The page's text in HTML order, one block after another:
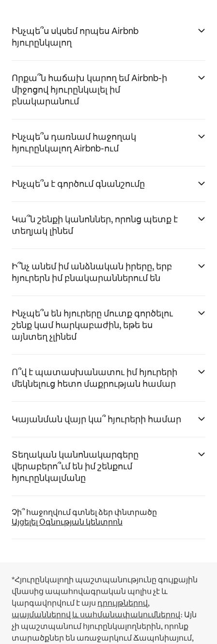
Ինչպե՞ս սկսեմ որպես Airbnb
հյուրընկալող
Որքա՞ն հաճախ կարող եմ Airbnb-ի
միջոցով հյուրընկալել իմ
բնակարանում
Ինչպե՞ս դառնամ հաջողակ
հյուրընկալող Airbnb-ում
Ինչպե՞ս է գործում գնանշումը
Կա՞ն շենքի կանոններ, որոնց պետք է
տեղյակ լինեմ
Ի՞նչ անեմ իմ անձնական իրերը, երբ
հյուրերն իմ բնակարաններում են
Ինչպե՞ս են հյուրերը մուտք գործելու
շենք կամ հարկաբաժին, եթե ես
այնտեղ չլինեմ
Ո՞վ է պատասխանատու իմ հյուրերի
մեկնելուց հետո մաքրության համար
Կայանման վայր կա՞ հյուրերի համար
Տեղական կանոնակարգերը
վերաբերո՞ւմ են իմ շենքում
հյուրընկալմանը
Չի՞ հաջողվում գտնել ձեր փնտրածը
Այցելել Օգնության կենտրոն
*Հյուրընկալողի պաշտպանությունը գույքային
վնասից ապահովագրական պոլիս չէ և
կարգավորվում է այս դրույթներով,
պայմաններով և սահմանափակումներով։ Այն
չի պաշտպանում հյուրընկալողներին, որոնք
տարածքներ են առաջարկում Ճապոնիայում,